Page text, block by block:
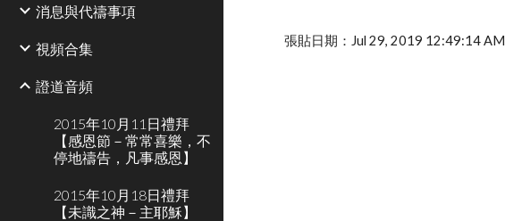
消息與代禱事項
視頻合集
證道音頻
2015年10月11日禮拜
【感恩節－常常喜樂，不
停地禱告，凡事感恩】
2015年10月18日禮拜
【未識之神－主耶穌】
張貼日期：Jul 29, 2019 12:49:14 AM